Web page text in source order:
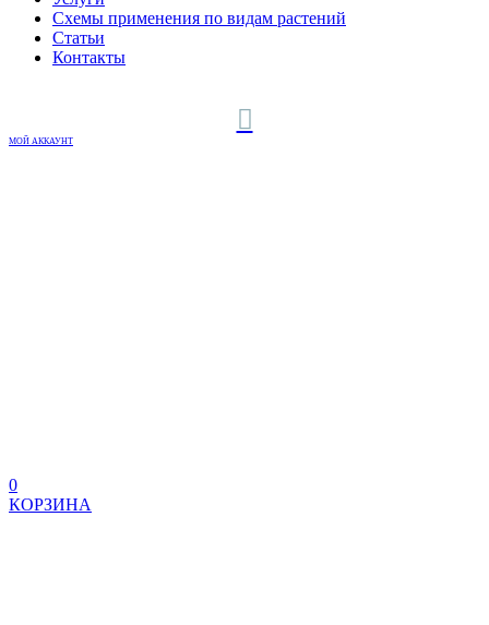
Схемы применения по видам растений
Статьи
Контакты
МОЙ АККАУНТ
0
КОРЗИНА